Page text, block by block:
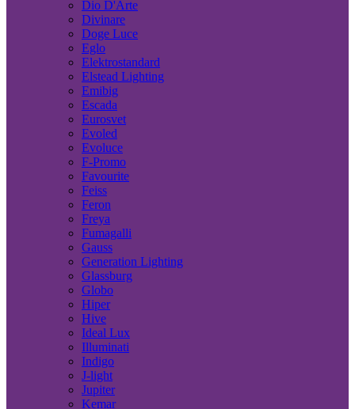
Dio D'Arte
Divinare
Doge Luce
Eglo
Elektrostandard
Elstead Lighting
Emibig
Escada
Eurosvet
Evoled
Evoluce
F-Promo
Favourite
Feiss
Feron
Freya
Fumagalli
Gauss
Generation Lighting
Glassburg
Globo
Hiper
Hive
Ideal Lux
Illuminati
Indigo
J-light
Jupiter
Kemar